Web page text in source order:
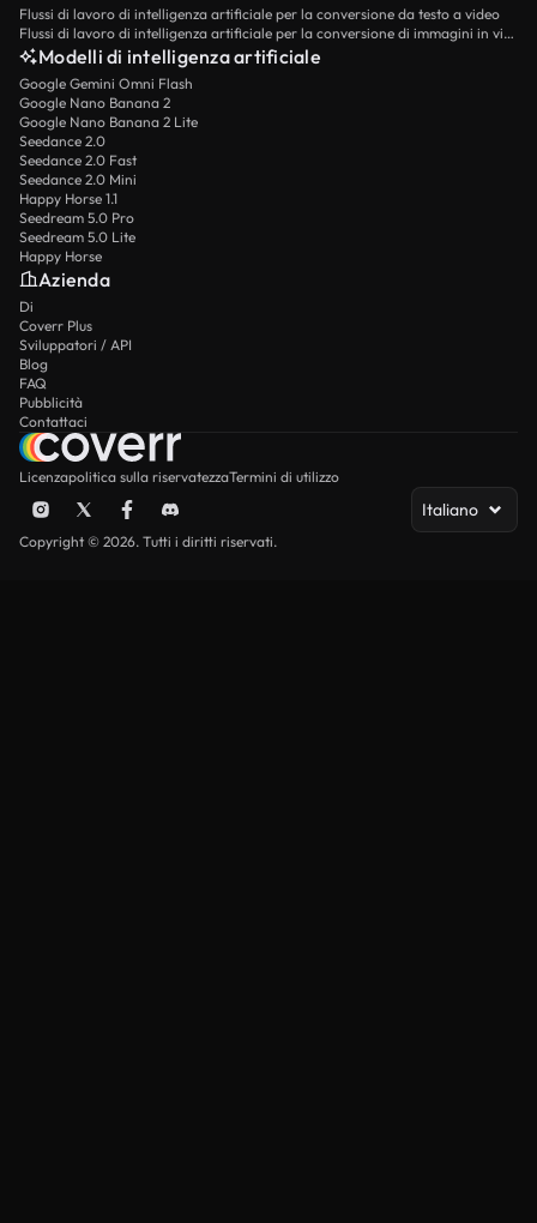
Flussi di lavoro di intelligenza artificiale per la conversione da testo a video
Flussi di lavoro di intelligenza artificiale per la conversione di immagini in video
Modelli di intelligenza artificiale
Google Gemini Omni Flash
Google Nano Banana 2
Google Nano Banana 2 Lite
Seedance 2.0
Seedance 2.0 Fast
Seedance 2.0 Mini
Happy Horse 1.1
Seedream 5.0 Pro
Seedream 5.0 Lite
Happy Horse
Azienda
Di
Coverr Plus
Sviluppatori / API
Blog
FAQ
Pubblicità
Contattaci
Licenzapolitica sulla riservatezzaTermini di utilizzo
Italiano
Copyright © 2026. Tutti i diritti riservati.